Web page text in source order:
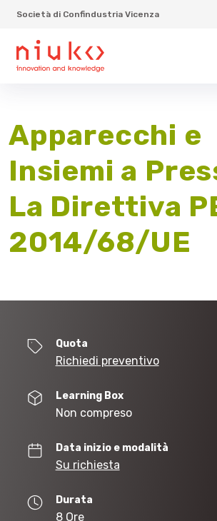
Società di Confindustria Vicenza
Apparecchi e
Insiemi a
La Direttiva
2014/68/UE
Quota
Richiedi preventivo
Learning Box
Non compreso
Data inizio e modalità
Su richiesta
Durata
8 Ore